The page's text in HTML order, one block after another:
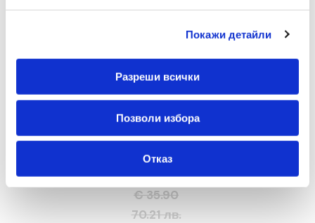
Покажи детайли
Разреши всички
Позволи избора
Отказ
Foska
Ученическа раница за момичета – Back to
School, светлосин
€ 35.90
70.21 лв.